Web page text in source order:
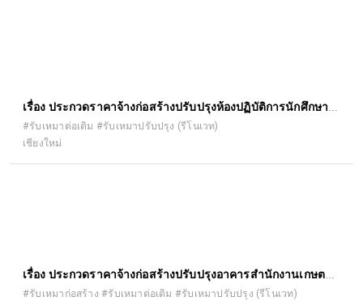
เรื่อง ประกวดราคาจ้างก่อสร้างปรับปรุงห้องปฏิบัติการนักศึกษา
บัณฑิตศึกษา อาคาร ๕ ชั้น ๓ คณะ เภสัชศาสตร์ ด้วยวิธีประกวด
ราคาอิเล็กทรอนิกส์ (e-bidding)
#รับเหมาต่อเติม #รับเหมาปรับปรุง (รีโนเวท)
เชียงใหม่
เรื่อง ประกวดราคาจ้างก่อสร้างปรับปรุงอาคารสำนักงานเกษตร
อำเภอจตุรพักตรพิมาน ตำบลหัวช้าง อำเภอจตุรพักตรพิมาน
#รับเหมาก่อสร้าง #รับเหมาต่อเติม #รับเหมาปรับปรุง (รีโนเวท)